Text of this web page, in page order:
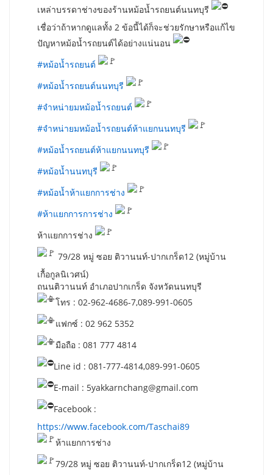
เหล่าบรรดาช่างของร้านหม้อน้ำรถยนต์นนทบุรี
เชื่อว่าถ้าหากดูแลทั้ง 2 ข้อนี้ได้ก็จะช่วยรักษาหรือแก้ไข
ปัญหาหม้อน้ำรถยนต์ได้อย่างแน่นอน
#หม้อน้ำรถยนต์
#หม้อน้ำรถยนต์นนทบุรี
#จำหน่ายมหม้อน้ำรถยนต์
#จำหน่ายมหม้อน้ำรถยนต์ห้าแยกนนทบุรี
#หม้อน้ำรถยนต์ห้าแยกนนทบุรี
#หม้อน้ำนนทบุรี
#หม้อน้ำห้าแยกการช่าง
#ห้าแยกการการช่าง
ห้าแยกการช่าง
79/28 หมู่ ซอย ติวานนท์-ปากเกร็ด12 (หมู่บ้าน
เกื้อกูลนิเวศน์)
ถนนติวานนท์ อำเภอปากเกร็ด จังหวัดนนทบุรี
โทร : 02-962-4686-7,089-991-0605
แฟกซ์ : 02 962 5352
มือถือ : 081 777 4814
Line id : 081-777-4814,089-991-0605
E-mail : 5yakkarnchang@gmail.com
Facebook :
https://www.facebook.com/Taschai89
ห้าแยกการช่าง
79/28 หมู่ ซอย ติวานนท์-ปากเกร็ด12 (หมู่บ้าน